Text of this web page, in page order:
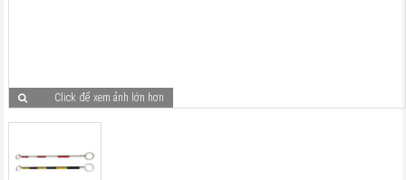
Click để xem ảnh lớn hơn